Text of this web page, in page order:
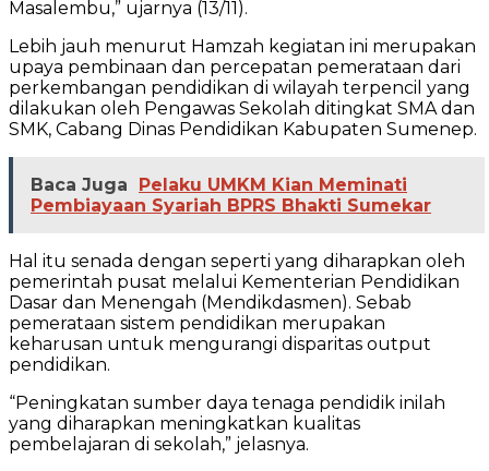
Masalembu,” ujarnya (13/11).
Lebih jauh menurut Hamzah kegiatan ini merupakan
upaya pembinaan dan percepatan pemerataan dari
perkembangan pendidikan di wilayah terpencil yang
dilakukan oleh Pengawas Sekolah ditingkat SMA dan
SMK, Cabang Dinas Pendidikan Kabupaten Sumenep.
Baca Juga
Pelaku UMKM Kian Meminati
Pembiayaan Syariah BPRS Bhakti Sumekar
Hal itu senada dengan seperti yang diharapkan oleh
pemerintah pusat melalui Kementerian Pendidikan
Dasar dan Menengah (Mendikdasmen). Sebab
pemerataan sistem pendidikan merupakan
keharusan untuk mengurangi disparitas output
pendidikan.
“Peningkatan sumber daya tenaga pendidik inilah
yang diharapkan meningkatkan kualitas
pembelajaran di sekolah,” jelasnya.